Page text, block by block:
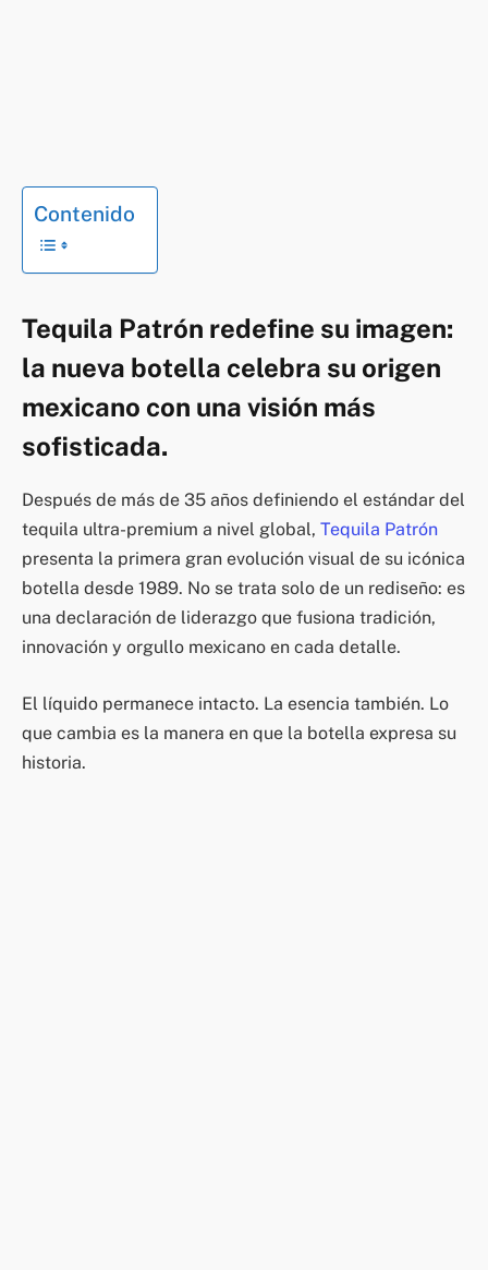
Contenido
Tequila Patrón redefine su imagen:
la nueva botella celebra su origen
mexicano con una visión más
sofisticada.
Después de más de 35 años definiendo el estándar del
tequila ultra-premium a nivel global, Tequila Patrón
presenta la primera gran evolución visual de su icónica
botella desde 1989. No se trata solo de un rediseño: es
una declaración de liderazgo que fusiona tradición,
innovación y orgullo mexicano en cada detalle.
El líquido permanece intacto. La esencia también. Lo
que cambia es la manera en que la botella expresa su
historia.